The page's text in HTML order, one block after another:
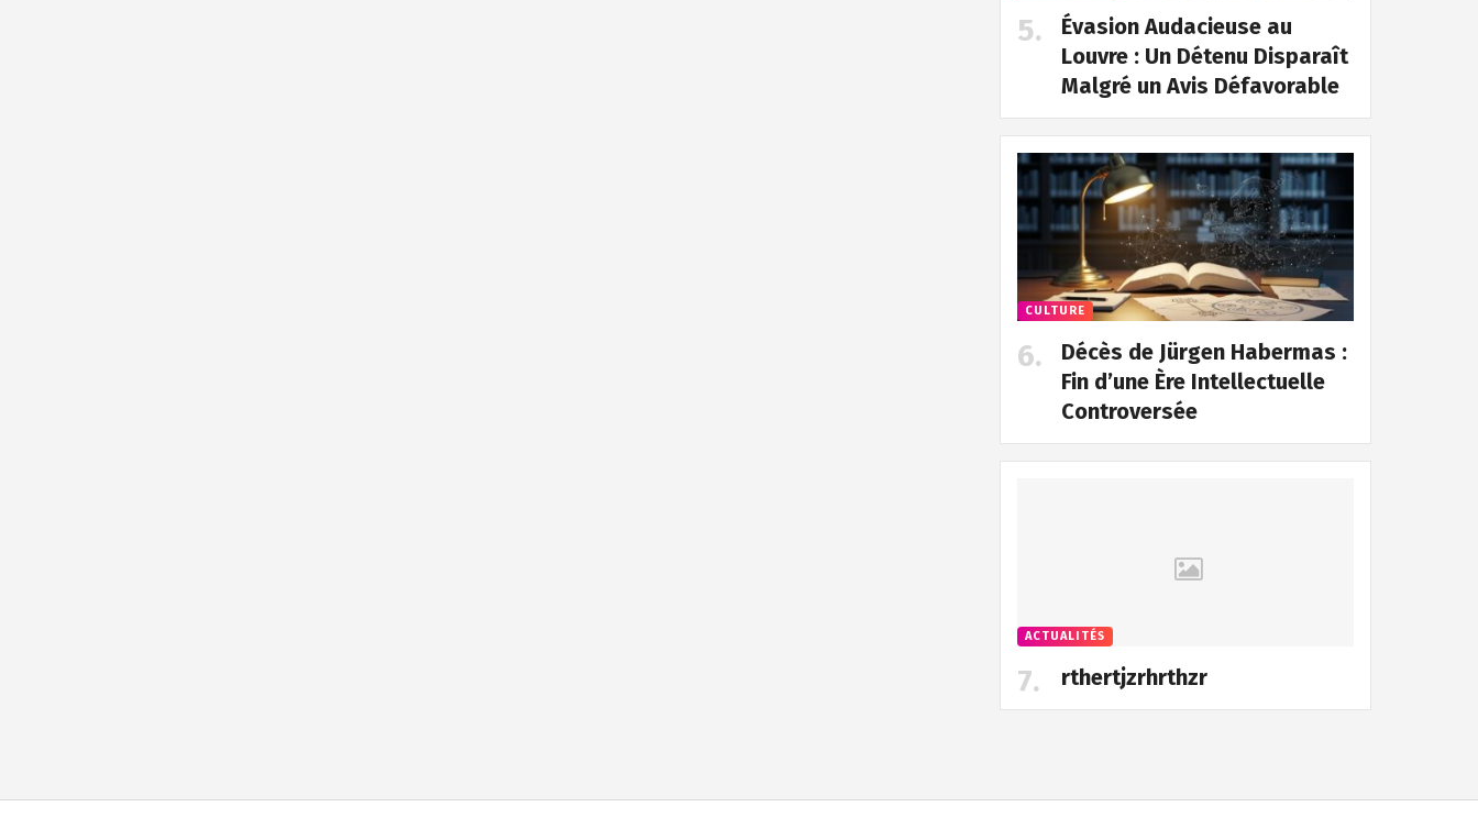
Évasion Audacieuse au
Louvre : Un Détenu Disparaît
Malgré un Avis Défavorable
CULTURE
Décès de Jürgen Habermas :
Fin d’une Ère Intellectuelle
Controversée
ACTUALITÉS
rthertjzrhrthzr